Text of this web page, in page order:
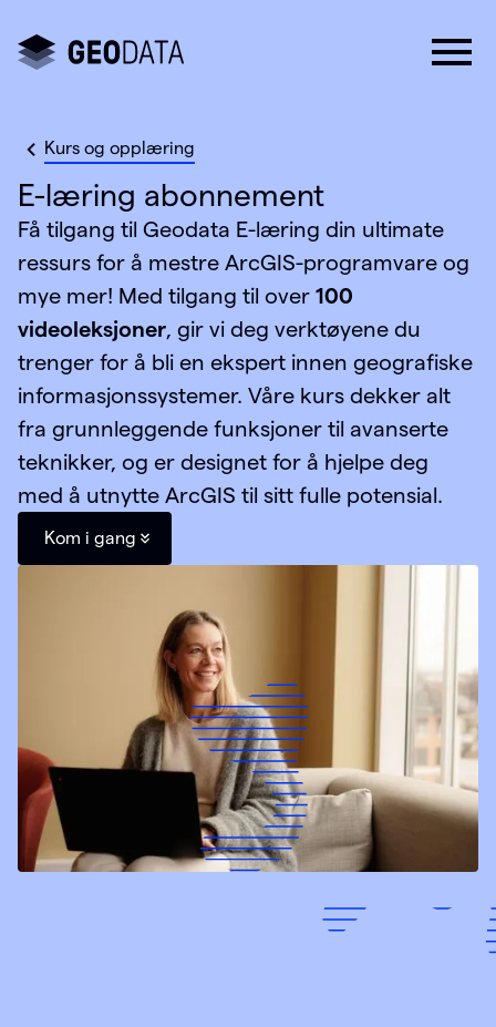
Kurs og opplæring
E-læring abonnement
Få tilgang til Geodata E-læring din ultimate
ressurs for å mestre ArcGIS-programvare og
mye mer! Med tilgang til over 100
videoleksjoner, gir vi deg verktøyene du
trenger for å bli en ekspert innen geografiske
informasjonssystemer. Våre kurs dekker alt
fra grunnleggende funksjoner til avanserte
teknikker, og er designet for å hjelpe deg
med å utnytte ArcGIS til sitt fulle potensial.
Kom i gang